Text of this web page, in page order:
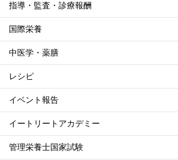
指導・監査・診療報酬
国際栄養
中医学・薬膳
レシピ
イベント報告
イートリートアカデミー
管理栄養士国家試験